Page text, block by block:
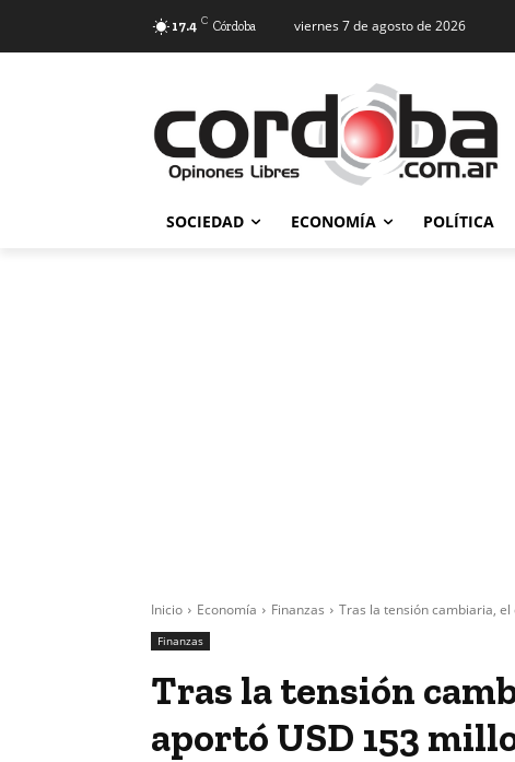
17.4 C Córdoba viernes 7 de agosto de 2026
SOCIEDAD ECONOMÍA POLÍTICA
Inicio Economía Finanzas Tras la tensión cambiaria,
Finanzas
Tras la tensión
aportó USD 153